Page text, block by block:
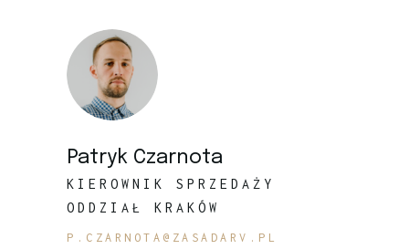
Patryk Czarnota
KIEROWNIK SPRZEDAŻY
ODDZIAŁ KRAKÓW
P.CZARNOTA@ZASADARV.PL